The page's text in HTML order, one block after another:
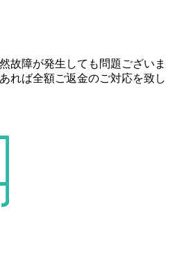
故障が発生しても問題ございま
れば全額ご返金のご対応を致し